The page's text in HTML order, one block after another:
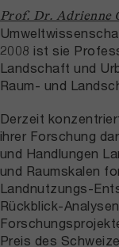
Prof. Dr. Adrienne
2008 ist sie
Landschaft und
Raum- und
Derzeit
ihrer Forschung
und Handlungen
und Raumskalen
Landnutzungs-
Rückblick-
Preis des